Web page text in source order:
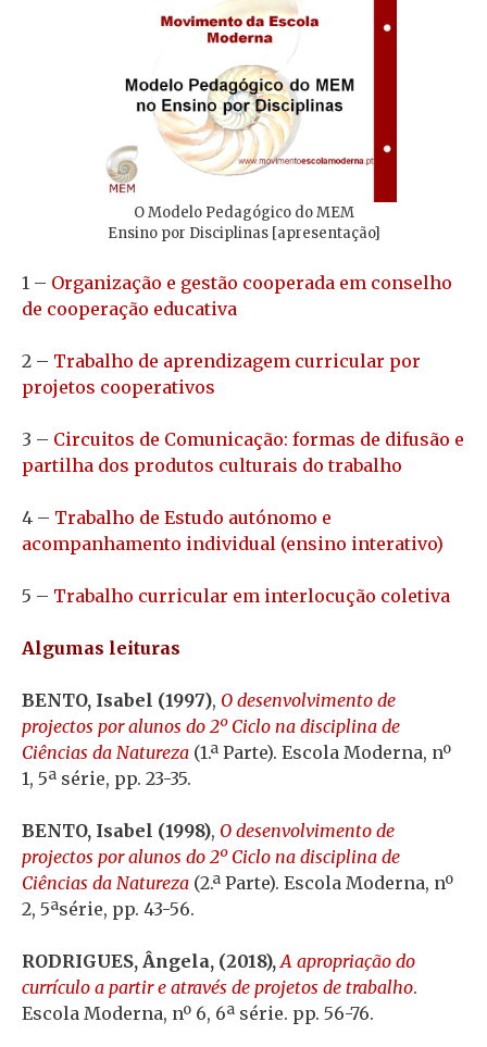
O Modelo Pedagógico do MEM
Ensino por Disciplinas [apresentação]
1 – Organização e gestão cooperada em conselho
de cooperação educativa
2 – Trabalho de aprendizagem curricular por
projetos cooperativos
3 – Circuitos de Comunicação: formas de difusão e
partilha dos produtos culturais do trabalho
4 – Trabalho de Estudo autónomo e
acompanhamento individual (ensino interativo)
5 – Trabalho curricular em interlocução coletiva
Algumas leituras
BENTO, Isabel (1997), O desenvolvimento de
projectos por alunos do 2º Ciclo na disciplina de
Ciências da Natureza (1.ª Parte). Escola Moderna, nº
1, 5ª série, pp. 23-35.
BENTO, Isabel (1998), O desenvolvimento de
projectos por alunos do 2º Ciclo na disciplina de
Ciências da Natureza (2.ª Parte). Escola Moderna, nº
2, 5ªsérie, pp. 43-56.
RODRIGUES, Ângela, (2018), A apropriação do
currículo a partir e através de projetos de trabalho.
Escola Moderna, nº 6, 6ª série. pp. 56-76.